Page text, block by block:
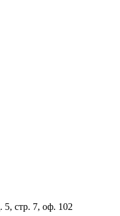
5, стр. 7, оф. 102